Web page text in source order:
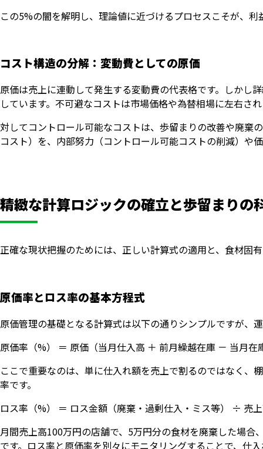
この5%の闇を解明し、理論値に近づけるプロセスこそが、
コスト構造の分解：変動費としての原価
原価は売上に連動して発生する変動費の代表格です。しかし
しています。不可避なコストは市場価格や為替相場に左右さ
対してコントロール可能なコストは、歩留まりの改善や廃棄
コスト）を、内部努力（コントロール可能コストの削減）や
精緻な計算ロジックの確立と歩留まりの
正確な現状把握のためには、正しい計算式の適用と、食材固
原価率とロス率の基本方程式
原価管理の基礎となる計算式は以下の通りシンプルですが、
原価率（%） ＝ 原価（当月仕入高 ＋ 前月繰越在庫 － 当月
ここで重要なのは、単に仕入れ額を売上で割るのではなく、
率です。
ロス率（%） ＝ ロス金額（廃棄・過剰仕入・ミス等） ÷ 売
月間売上高100万円の店舗で、5万円分の食材を廃棄した場
です。ロス率と原価率を別々にモニタリングすることで、仕